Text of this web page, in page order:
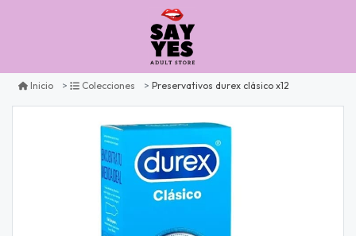
Inicio Colecciones Preservativos durex clásico x12